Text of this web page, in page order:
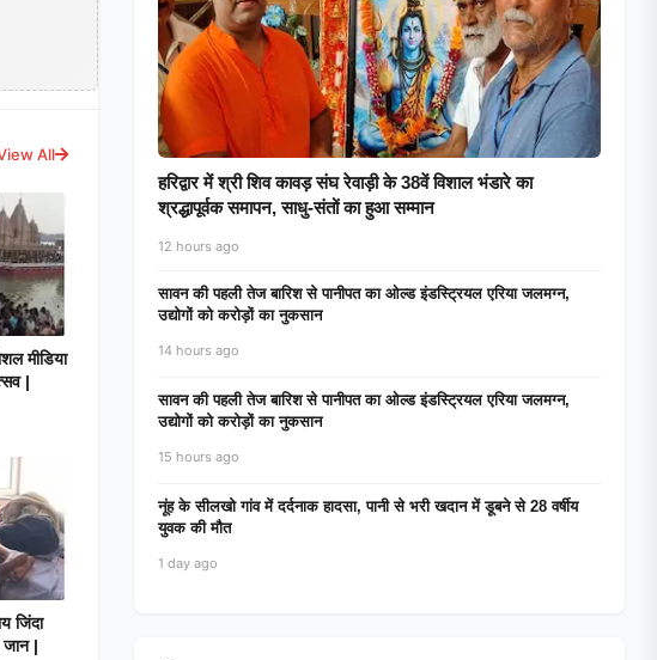
All
मीडिया
|
जिंदा
जान |
हरिद्वार में श्री शिव कावड़ संघ रेवाड़ी के 38वें विशाल भंडारे का
श्रद्धापूर्वक समापन, साधु-संतों का हुआ सम्मान
12 hours ago
सावन की पहली तेज बारिश से पानीपत का ओल्ड इंडस्ट्रियल एरिया जलमग्न,
उद्योगों को करोड़ों का नुकसान
14 hours ago
सावन की पहली तेज बारिश से पानीपत का ओल्ड इंडस्ट्रियल एरिया जलमग्न,
उद्योगों को करोड़ों का नुकसान
15 hours ago
नूंह के सीलखो गांव में दर्दनाक हादसा, पानी से भरी खदान में डूबने से 28 वर्षीय
युवक की मौत
1 day ago